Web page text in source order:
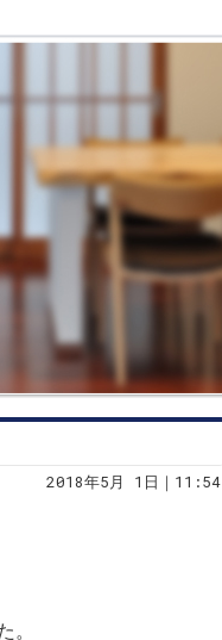
2018年5月 1日｜11:54
。